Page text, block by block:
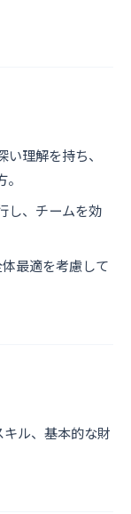
理解を持ち、
し、チームを効
最適を考慮して
ル、基本的な財